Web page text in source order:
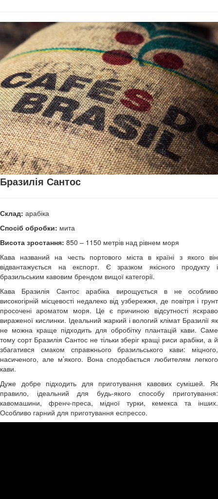
Бразилія Сантос
Склад: арабіка
Спосіб обробки: мита
Висота зростання: 850 – 1150 метрів над рівнем моря
Кава названий на честь портового міста в країні з якого він
відвантажується на експорт. Є зразком якісного продукту і
бразильським кавовим брендом вищої категорії.
Кава Бразилія Сантос арабіка вирощується в не особливо
високогірній місцевості недалеко від узбережжя, де повітря і грунт
просочені ароматом моря. Це є причиною відсутності яскраво
вираженої кислинки. Ідеальний жаркий і вологий клімат Бразилії як
не можна краще підходить для обробітку плантацій кави. Саме
тому сорт Бразилія Сантос не тільки зберіг кращі риси арабіки, а й
збагатився смаком справжнього бразильського кави: міцного,
насиченого, але м’якого. Вона сподобається любителям легкого
кави.
Дуже добре підходить для приготування кавових сумішей. Як
правило, ідеальний для будь-якого способу приготування:
кавомашини, френч-преса, мідної турки, кемекса та інших.
Особливо гарний для приготування еспрессо.